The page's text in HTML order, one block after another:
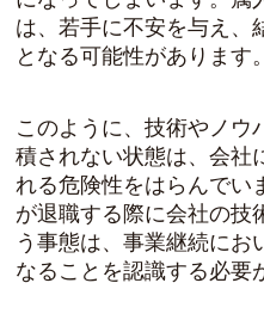
は、若手に不安を与え、
となる可能性があります。
このように、技術やノウ
積されない状態は、会社
れる危険性をはらんでい
が退職する際に会社の技
う事態は、事業継続にお
なることを認識する必要